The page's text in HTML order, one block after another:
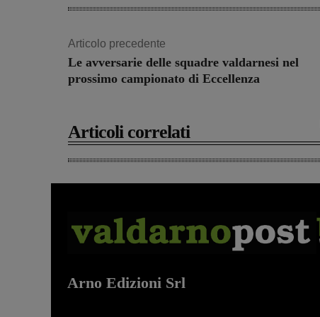
Articolo precedente
Le avversarie delle squadre valdarnesi nel
prossimo campionato di Eccellenza
Articoli correlati
Arno Edizioni Srl